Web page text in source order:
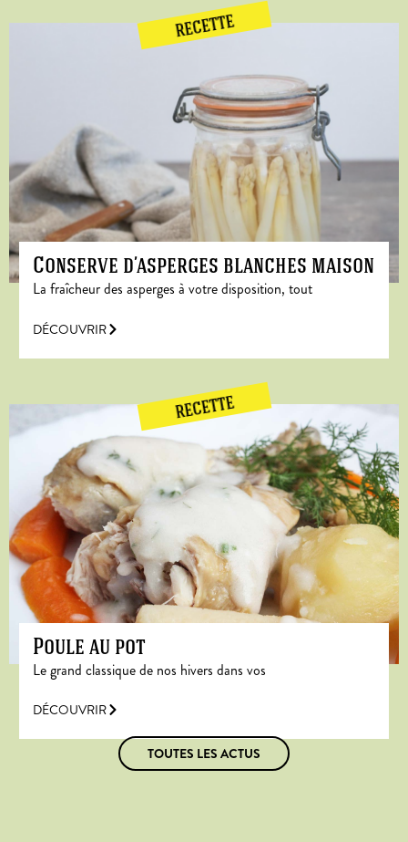
RECETTE
Conserve d’asperges blanches maison
La fraîcheur des asperges à votre disposition, tout
DÉCOUVRIR
RECETTE
Poule au pot
Le grand classique de nos hivers dans vos
DÉCOUVRIR
TOUTES LES ACTUS